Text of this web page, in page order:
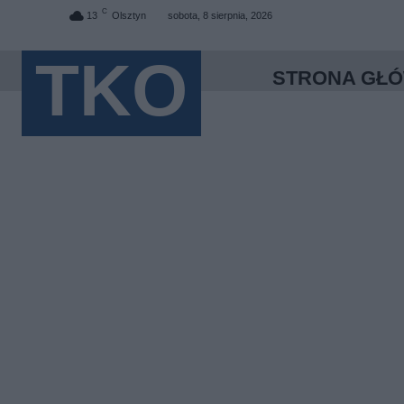
13 C Olsztyn sobota, 8 sierpnia, 2026
TKO STRONA